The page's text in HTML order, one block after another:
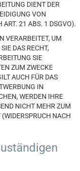
DIENT DER
VON
ART. 21 ABS. 1 DSGVO).
VERARBEITET, UM
DAS RECHT,
SIE
ZUM ZWECKE
AUCH FÜR DAS
IN
WERDEN IHRE
NICHT MEHR ZUM
NACH